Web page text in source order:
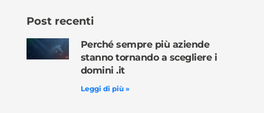
Post recenti
Perché sempre più aziende
stanno tornando a scegliere i
domini .it
Leggi di più »